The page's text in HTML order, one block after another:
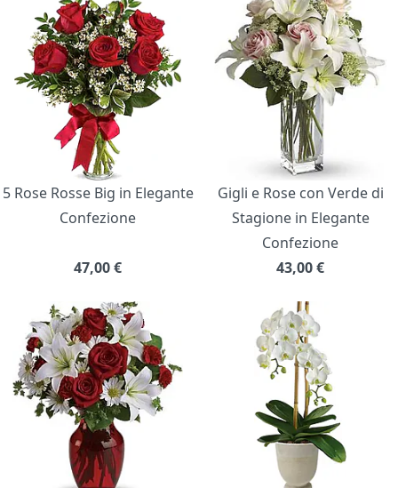
5 Rose Rosse Big in Elegante
Confezione
47,00€
Gigli e Rose con Verde di
Stagione in Elegante
Confezione
43,00€